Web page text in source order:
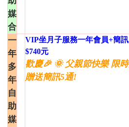
媒
合
一
年
多
年
自
助
媒
VIP坐月子服務一年會員+簡
$740元
歡慶🎉 🌞 父親節快樂 限
贈送簡訊5通!